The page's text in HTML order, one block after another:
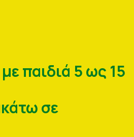
παιδιά 5 ως 15
σε